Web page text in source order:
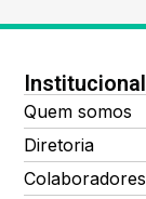
Institucional
Quem somos
Diretoria
Colaboradores